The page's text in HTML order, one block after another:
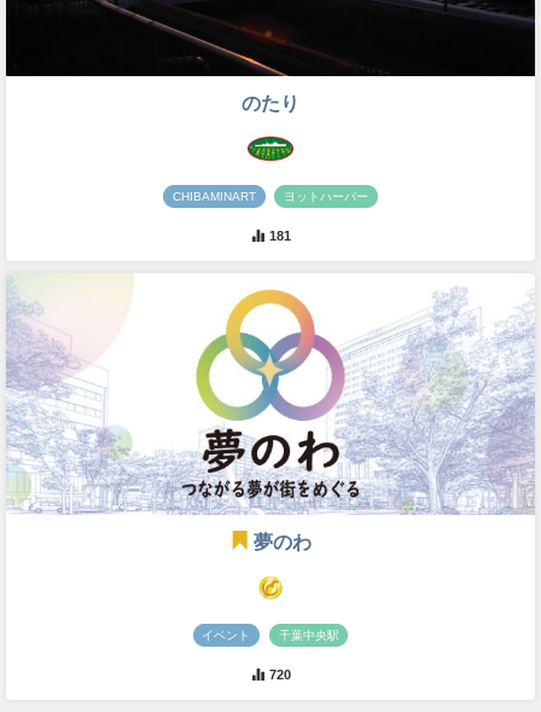
のたり
CHIBAMINART ヨットハーバー
181
夢のわ
イベント 千葉中央駅
720